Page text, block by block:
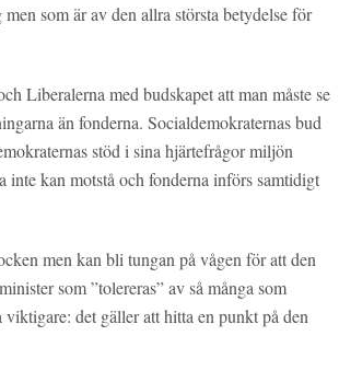
som är av den allra största betydelse för
Liberalerna med budskapet att man måste se
än fonderna. Socialdemokraternas bud
stöd i sina hjärtefrågor miljön
inte kan motstå och fonderna införs samtidigt
men kan bli tungan på vågen för att den
som ”tolereras” av så många som
det gäller att hitta en punkt på den